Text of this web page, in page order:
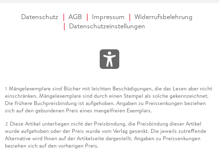
Datenschutz AGB Impressum
Widerrufsbelehrung
Datenschutzeinstellungen
1 Mängelexemplare sind Bücher mit leichten Beschädigungen, die das Lesen aber nicht
einschränken. Mängelexemplare sind durch einen Stempel als solche gekennzeichnet.
Die frühere Buchpreisbindung ist aufgehoben. Angaben zu Preissenkungen beziehen
sich auf den gebundenen Preis eines mangelfreien Exemplars.
2 Diese Artikel unterliegen nicht der Preisbindung, die Preisbindung dieser Artikel
wurde aufgehoben oder der Preis wurde vom Verlag gesenkt. Die jeweils zutreffende
Alternative wird Ihnen auf der Artikelseite dargestellt. Angaben zu Preissenkungen
beziehen sich auf den vorherigen Preis.